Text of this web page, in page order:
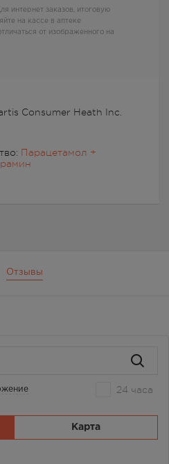
Consumer Heath Inc.
Парацетамол +
интернет заказов, итоговую
на кассе в аптеке
от изображенного на
Отзывы
24 часа
Карта